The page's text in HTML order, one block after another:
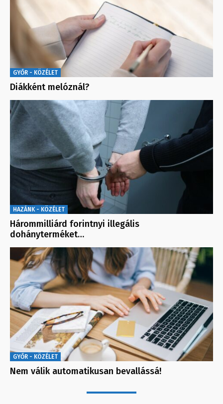
GYŐR - KÖZÉLET
Diákként melóznál?
HAZÁNK - KÖZÉLET
Hárommilliárd forintnyi illegális
dohányterméket…
GYŐR - KÖZÉLET
Nem válik automatikusan bevallássá!